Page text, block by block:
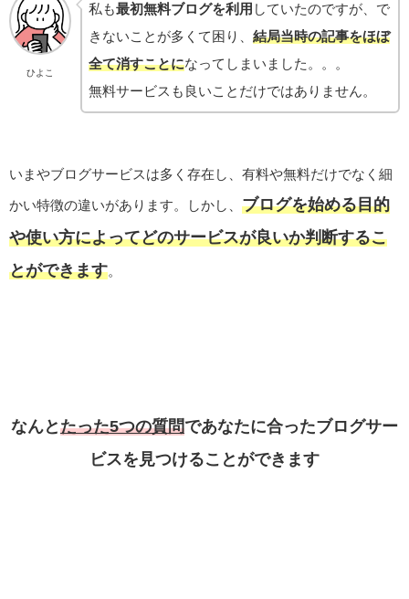
ひよこ
私も最初無料ブログを利用 していたのですが、で
きないことが多くて困り、結局当時の記事をほぼ
全て消すことになってしまいました。。。
無料サービスも良いことだけではありません。
いまやブログサービスは多く存在し、有料や無料だけでなく細
かい特徴の違いがあります。しかし、 ブログを始める目的
や使い方によってどのサービスが良いか判断するこ
とができます。
なんとたった5つの質問であなたに合ったブログサー
ビスを見つけることができます